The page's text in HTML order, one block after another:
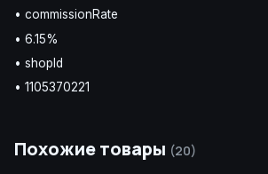
• commissionRate
• 6.15%
• shopId
• 1105370221
Похожие товары (20)